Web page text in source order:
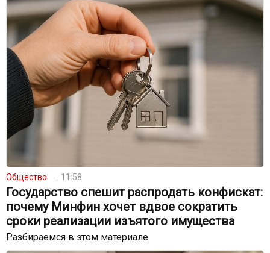
Общество 11:58
Государство спешит распродать конфискат:
почему Минфин хочет вдвое сократить
сроки реализации изъятого имущества
Разбираемся в этом материале